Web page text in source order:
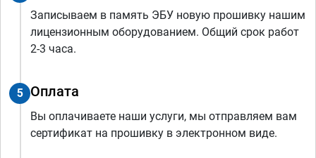
Записываем в память ЭБУ новую прошивку нашим
лицензионным оборудованием. Общий срок работ
2-3 часа.
5 Оплата
Вы оплачиваете наши услуги, мы отправляем вам
сертификат на прошивку в электронном виде.